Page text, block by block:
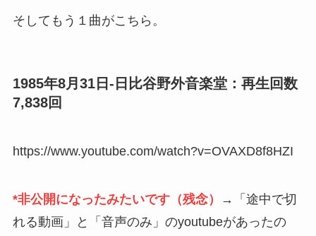
そしてもう１曲がこちら。
1985年8月31日-日比谷野外音楽堂：再生回数
7,838回
https://www.youtube.com/watch?v=OVAXD8f8HZI
*非公開になったみたいです（残念）
→「途中で切
れる動画」と「音声のみ」のyoutubeがあったの